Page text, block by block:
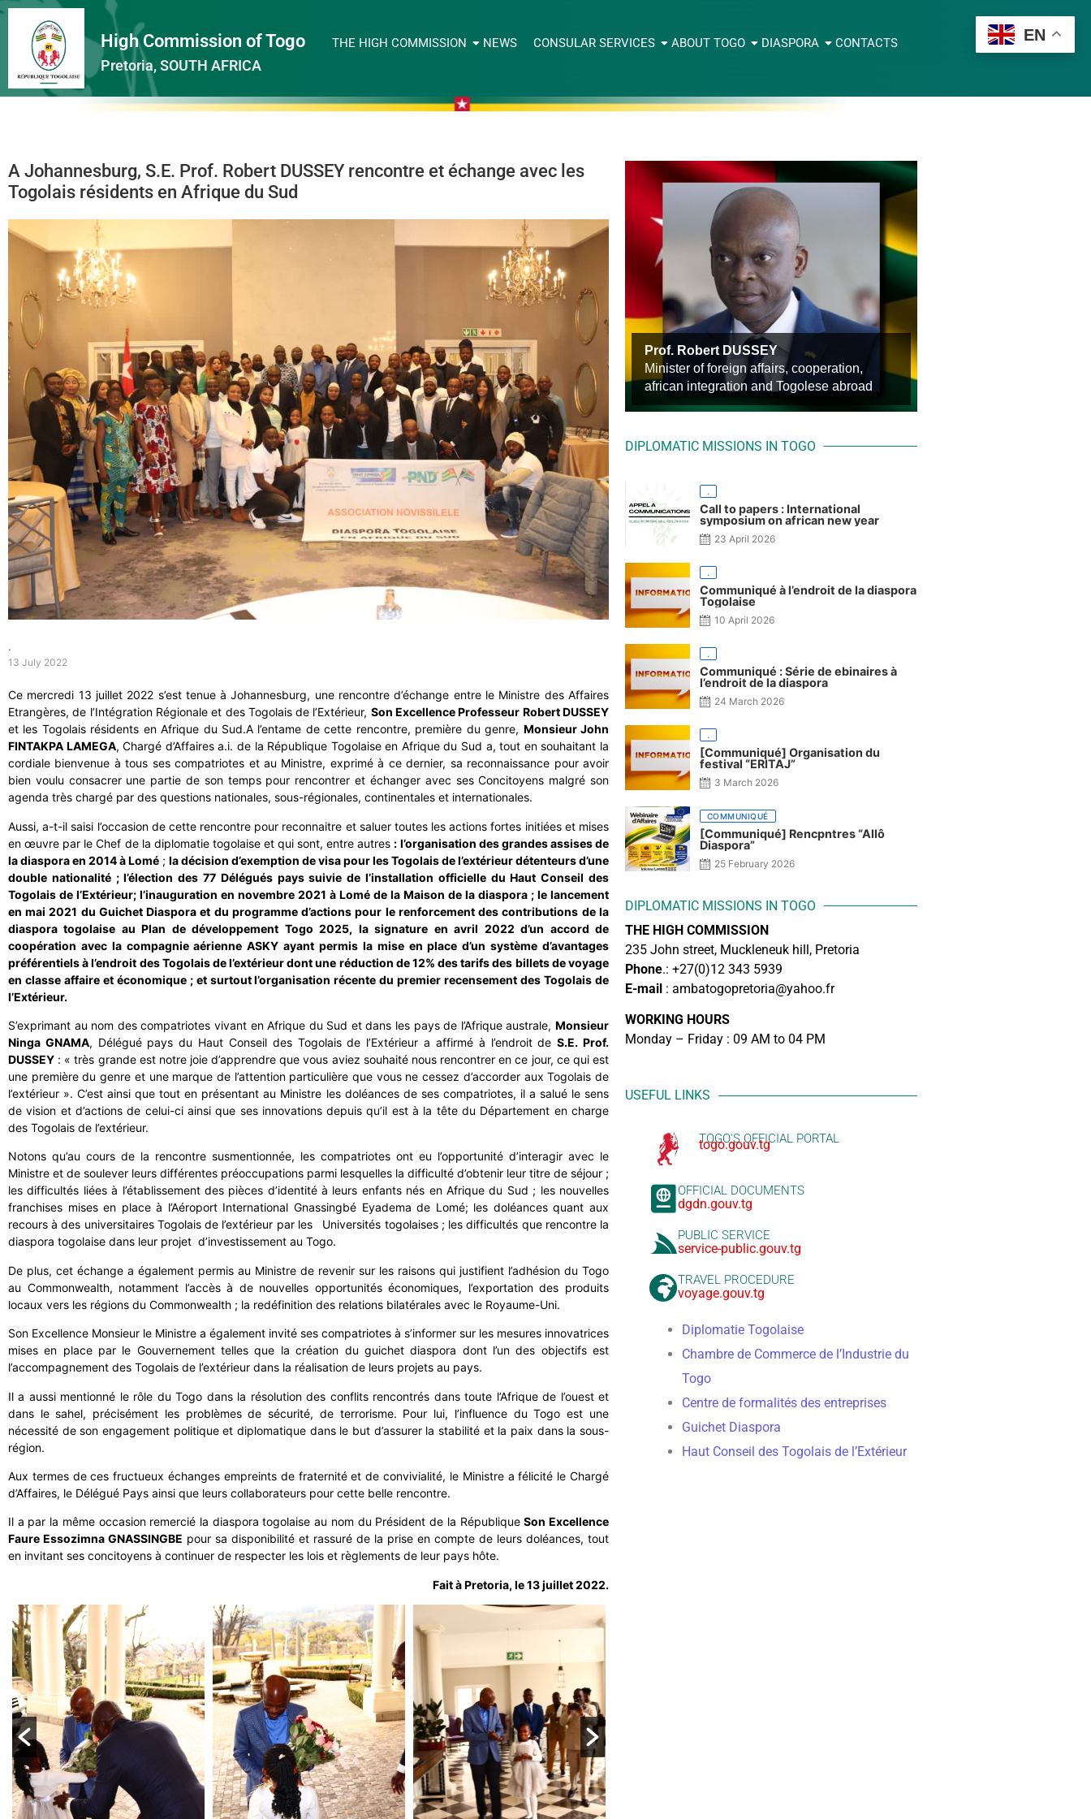
High Commission of Togo
Pretoria, SOUTH AFRICA
THE HIGH COMMISSION NEWS CONSULAR SERVICES ABOUT TOGO DIASPORA CONTACTS
A Johannesburg, S.E. Prof. Robert DUSSEY rencontre et échange avec les
Togolais résidents en Afrique du Sud
.
13 July 2022
Ce mercredi 13 juillet 2022 s’est tenue à Johannesburg, une rencontre d’échange entre le Ministre des Affaires
Etrangères, de l’Intégration Régionale et des Togolais de l’Extérieur, Son Excellence Professeur Robert DUSSEY
et les Togolais résidents en Afrique du Sud.A l’entame de cette rencontre, première du genre, Monsieur John
FINTAKPA LAMEGA, Chargé d’Affaires a.i. de la République Togolaise en Afrique du Sud a, tout en souhaitant la
cordiale bienvenue à tous ses compatriotes et au Ministre, exprimé à ce dernier, sa reconnaissance pour avoir
bien voulu consacrer une partie de son temps pour rencontrer et échanger avec ses Concitoyens malgré son
agenda très chargé par des questions nationales, sous-régionales, continentales et internationales.
Aussi, a-t-il saisi l’occasion de cette rencontre pour reconnaitre et saluer toutes les actions fortes initiées et mises
en œuvre par le Chef de la diplomatie togolaise et qui sont, entre autres : l’organisation des grandes assises de
la diaspora en 2014 à Lomé ; la décision d’exemption de visa pour les Togolais de l’extérieur détenteurs d’une
double nationalité ; l’élection des 77 Délégués pays suivie de l’installation officielle du Haut Conseil des
Togolais de l’Extérieur; l’inauguration en novembre 2021 à Lomé de la Maison de la diaspora ; le lancement
en mai 2021 du Guichet Diaspora et du programme d’actions pour le renforcement des contributions de la
diaspora togolaise au Plan de développement Togo 2025, la signature en avril 2022 d’un accord de
coopération avec la compagnie aérienne ASKY ayant permis la mise en place d’un système d’avantages
préférentiels à l’endroit des Togolais de l’extérieur dont une réduction de 12% des tarifs des billets de voyage
en classe affaire et économique ; et surtout l’organisation récente du premier recensement des Togolais de
l’Extérieur.
S’exprimant au nom des compatriotes vivant en Afrique du Sud et dans les pays de l’Afrique australe, Monsieur
Ninga GNAMA, Délégué pays du Haut Conseil des Togolais de l’Extérieur a affirmé à l’endroit deS.E. Prof.
DUSSEY : « très grande est notre joie d’apprendre que vous aviez souhaité nous rencontrer en ce jour, ce qui est
une première du genre et une marque de l’attention particulière que vous ne cessez d’accorder aux Togolais de
l’extérieur ». C’est ainsi que tout en présentant au Ministre les doléances de ses compatriotes, il a salué le sens
de vision et d’actions de celui-ci ainsi que ses innovations depuis qu’il est à la tête du Département en charge
des Togolais de l’extérieur.
Notons qu’au cours de la rencontre susmentionnée, les compatriotes ont eu l’opportunité d’interagir avec le
Ministre et de soulever leurs différentes préoccupations parmi lesquelles la difficulté d’obtenir leur titre de séjour ;
les difficultés liées à l’établissement des pièces d’identité à leurs enfants nés en Afrique du Sud ; les nouvelles
franchises mises en place à l’Aéroport International Gnassingbé Eyadema de Lomé; les doléances quant aux
recours à des universitaires Togolais de l’extérieur par les Universités togolaises ; les difficultés que rencontre la
diaspora togolaise dans leur projet d’investissement au Togo.
De plus, cet échange a également permis au Ministre de revenir sur les raisons qui justifient l’adhésion du Togo
au Commonwealth, notamment l’accès à de nouvelles opportunités économiques, l’exportation des produits
locaux vers les régions du Commonwealth ; la redéfinition des relations bilatérales avec le Royaume-Uni.
Son Excellence Monsieur le Ministre a également invité ses compatriotes à s’informer sur les mesures innovatrices
mises en place par le Gouvernement telles que la création du guichet diaspora dont l’un des objectifs est
l’accompagnement des Togolais de l’extérieur dans la réalisation de leurs projets au pays.
Il a aussi mentionné le rôle du Togo dans la résolution des conflits rencontrés dans toute l’Afrique de l’ouest et
dans le sahel, précisément les problèmes de sécurité, de terrorisme. Pour lui, l’influence du Togo est une
nécessité de son engagement politique et diplomatique dans le but d’assurer la stabilité et la paix dans la sous-
région.
Aux termes de ces fructueux échanges empreints de fraternité et de convivialité, le Ministre a félicité le Chargé
d’Affaires, le Délégué Pays ainsi que leurs collaborateurs pour cette belle rencontre.
Il a par la même occasion remercié la diaspora togolaise au nom du Président de la RépubliqueSon Excellence
Faure Essozimna GNASSINGBE pour sa disponibilité et rassuré de la prise en compte de leurs doléances, tout
en invitant ses concitoyens à continuer de respecter les lois et règlements de leur pays hôte.
Fait à Pretoria, le 13 juillet 2022.
S.E.M. Faure E. GNASSINGBE
President of the Council
Prof. Robert DUSSEY
Minister of foreign affairs, cooperation,
african integration and Togolese abroad
Mr Etienne Kamala BIDIALOU
Head of Mission, Chargé d’Affaires a.i.
DIPLOMATIC MISSIONS IN TOGO
.
Call to papers : International
symposium on african new year
23 April 2026
.
Communiqué à l’endroit de la diaspora
Togolaise
10 April 2026
.
Communiqué : Série de ebinaires à
l’endroit de la diaspora
24 March 2026
.
[Communiqué] Organisation du
festival “ERITAJ”
3 March 2026
COMMUNIQUÉ
[Communiqué] Rencpntres “Allô
Diaspora”
25 February 2026
DIPLOMATIC MISSIONS IN TOGO
THE HIGH COMMISSION
235 John street, Muckleneuk hill, Pretoria
Phone.: +27(0)12 343 5939
E-mail: ambatogopretoria@yahoo.fr
WORKING HOURS
Monday – Friday : 09 AM to 04 PM
USEFUL LINKS
TOGO'S OFFICIAL PORTAL
togo.gouv.tg
OFFICIAL DOCUMENTS
dgdn.gouv.tg
PUBLIC SERVICE
service-public.gouv.tg
TRAVEL PROCEDURE
voyage.gouv.tg
Diplomatie Togolaise
Chambre de Commerce de l’Industrie du
Togo
Centre de formalités des entreprises
Guichet Diaspora
Haut Conseil des Togolais de l’Extérieur
EN